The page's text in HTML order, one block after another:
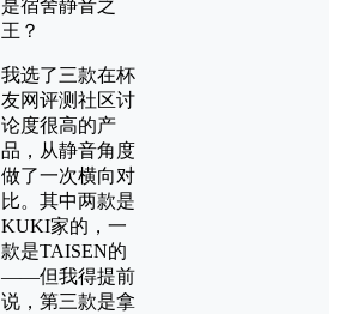
是宿舍静音之
王？
我选了三款在杯
友网评测社区讨
论度很高的产
品，从静音角度
做了一次横向对
比。其中两款是
KUKI家的，一
款是TAISEN的
——但我得提前
说，第三款是拿